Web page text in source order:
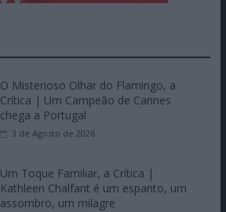
O Misterioso Olhar do Flamingo, a
Crítica | Um Campeão de Cannes
chega a Portugal
3 de Agosto de 2026
Um Toque Familiar, a Crítica |
Kathleen Chalfant é um espanto, um
assombro, um milagre